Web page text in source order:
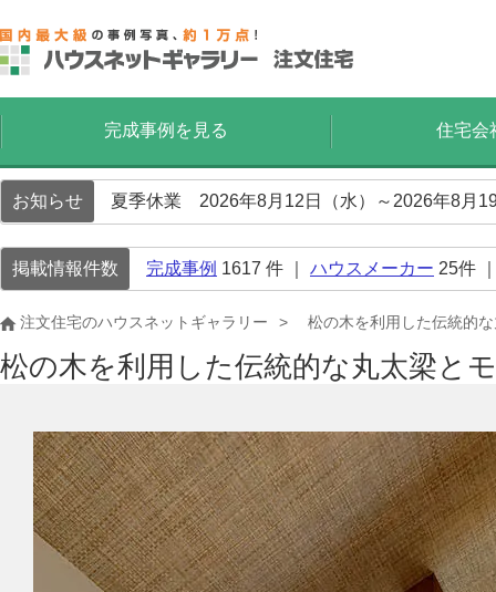
完成事例を見る 住宅会
お知らせ 夏季休業 2026年8月12日（水）～2026年8月
掲載情報件数 完成事例 1617 件 ｜ ハウスメーカー 25件
注文住宅のハウスネットギャラリー 松の木を利用した伝統的
松の木を利用した伝統的な丸太梁と